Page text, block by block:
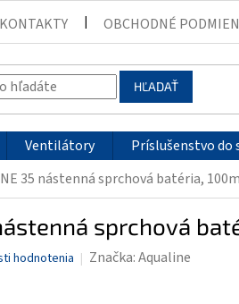
KONTAKTY OBCHODNÉ
HĽADAŤ
Ventilátory Príslušenstvo do
35 nástenná sprchová batéria,
sprchová
hodnotenia Značka:Aqualine